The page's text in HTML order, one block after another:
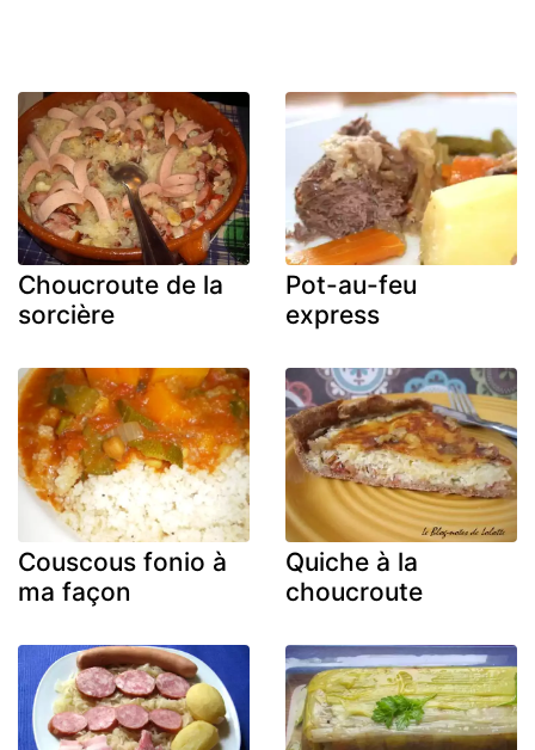
Choucroute de la
sorcière
Pot-au-feu
express
Couscous fonio à
ma façon
Quiche à la
choucroute